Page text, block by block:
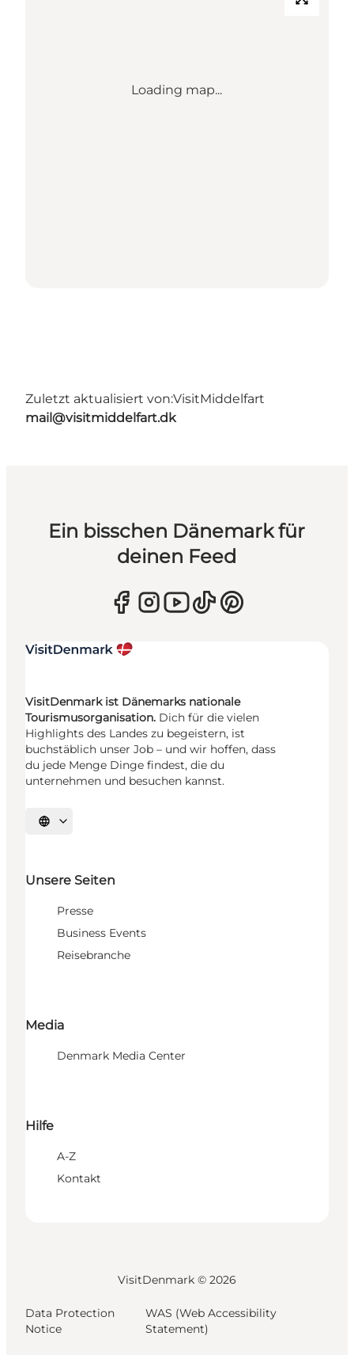
Loading map...
Zuletzt aktualisiert von:VisitMiddelfart
mail@visitmiddelfart.dk
Ein bisschen Dänemark für
deinen Feed
VisitDenmark ist Dänemarks nationale
Tourismusorganisation. Dich für die vielen
Highlights des Landes zu begeistern, ist
buchstäblich unser Job – und wir hoffen, dass
du jede Menge Dinge findest, die du
unternehmen und besuchen kannst.
Sprache auswählen
Unsere Seiten
Presse
Business Events
Reisebranche
Media
Denmark Media Center
Hilfe
A-Z
Kontakt
VisitDenmark © 2026
Data Protection
Notice
WAS (Web Accessibility
Statement)